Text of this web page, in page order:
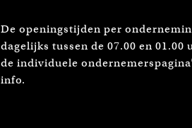
De openingstijden per
dagelijks tussen de 07.00 en 01.00
de individuele
info.